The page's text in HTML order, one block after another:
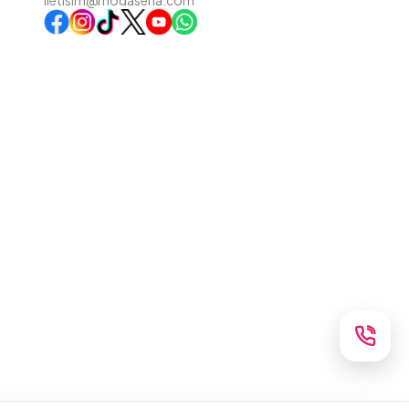
Instagram
TikTok
X WhatsApp